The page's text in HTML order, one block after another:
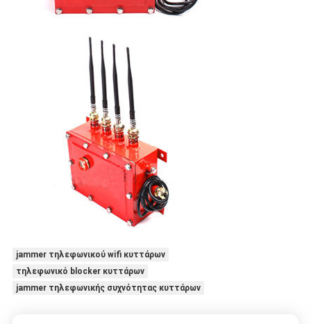
jammer τηλεφωνικού wifi κυττάρων
τηλεφωνικό blocker κυττάρων
jammer τηλεφωνικής συχνότητας κυττάρων